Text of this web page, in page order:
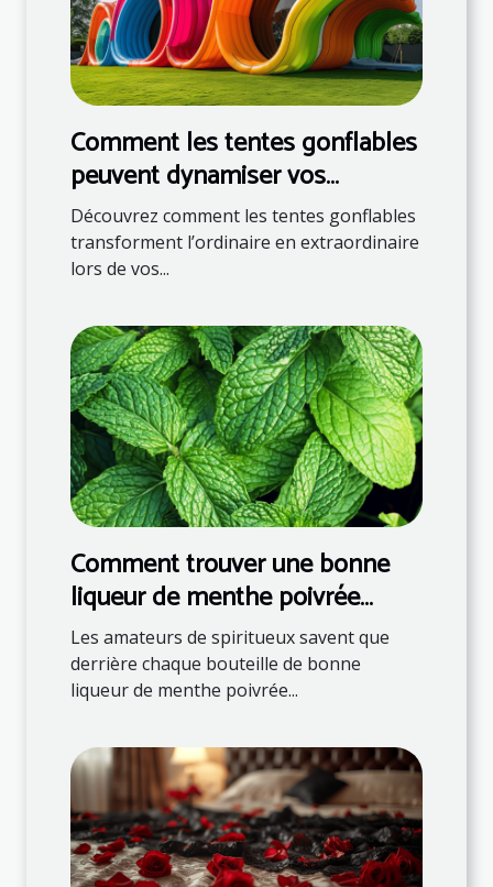
Comment les tentes gonflables
peuvent dynamiser vos
événements
Découvrez comment les tentes gonflables
transforment l’ordinaire en extraordinaire
lors de vos...
Comment trouver une bonne
liqueur de menthe poivrée
française ?
Les amateurs de spiritueux savent que
derrière chaque bouteille de bonne
liqueur de menthe poivrée...